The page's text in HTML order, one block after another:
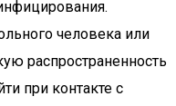
человека или
распространенность
при контакте с